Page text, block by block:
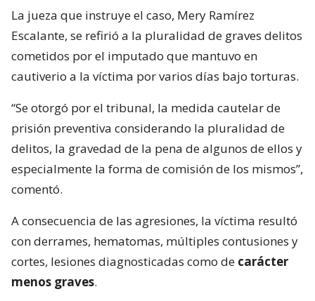
La jueza que instruye el caso, Mery Ramírez
Escalante, se refirió a la pluralidad de graves delitos
cometidos por el imputado que mantuvo en
cautiverio a la víctima por varios días bajo torturas.
“Se otorgó por el tribunal, la medida cautelar de
prisión preventiva considerando la pluralidad de
delitos, la gravedad de la pena de algunos de ellos y
especialmente la forma de comisión de los mismos”,
comentó.
A consecuencia de las agresiones, la víctima resultó
con derrames, hematomas, múltiples contusiones y
cortes, lesiones diagnosticadas como de carácter
menos graves.